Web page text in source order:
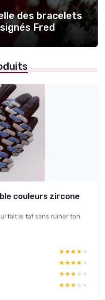
des bracelets
Fred
couleurs zircone
fait le taf sans ruiner ton
★★★★★
★★★★★
★★★★★
★★★★★
★★★★★
★★★★★
★★★★★
★★★★★